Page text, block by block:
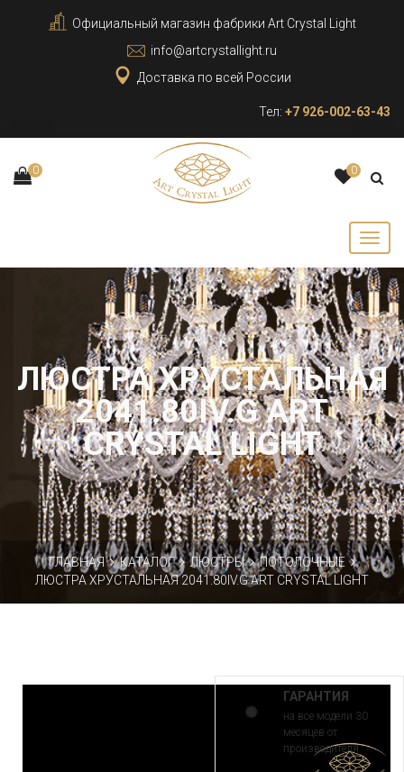
Официальный магазин фабрики Art Crystal Light
info@artcrystallight.ru
Доставка по всей России
Тел: +7 926-002-63-43
0 0
ЛЮСТРА ХРУСТАЛЬНАЯ
2041.80IV.G ART
CRYSTAL LIGHT
ГЛАВНАЯ КАТАЛОГ ЛЮСТРЫ
ПОТОЛОЧНЫЕ
ЛЮСТРА ХРУСТАЛЬНАЯ 2041.80IV.G ART CRYSTAL LIGHT
ГАРАНТИЯ
на все модели 30
месяцев от
производителя